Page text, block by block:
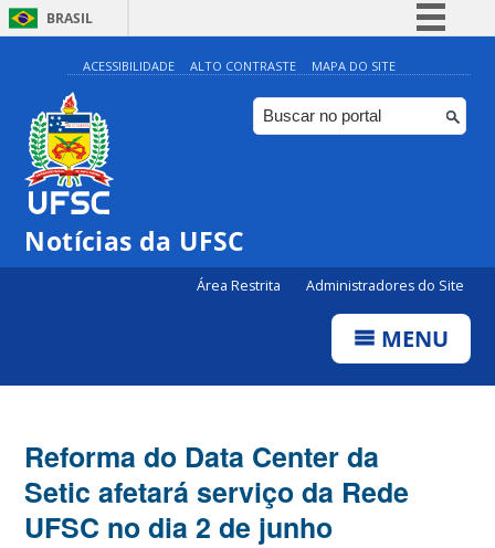
BRASIL
Simplifique!
Comunica BR
Participe
ACESSIBILIDADE ALTO CONTRASTE MAPA DO SITE
Notícias da UFSC
Área Restrita Administradores do Site
MENU
Reforma do Data Center da
Setic afetará serviço da Rede
UFSC no dia 2 de junho